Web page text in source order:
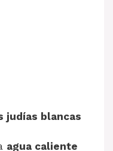
judías blancas
agua caliente